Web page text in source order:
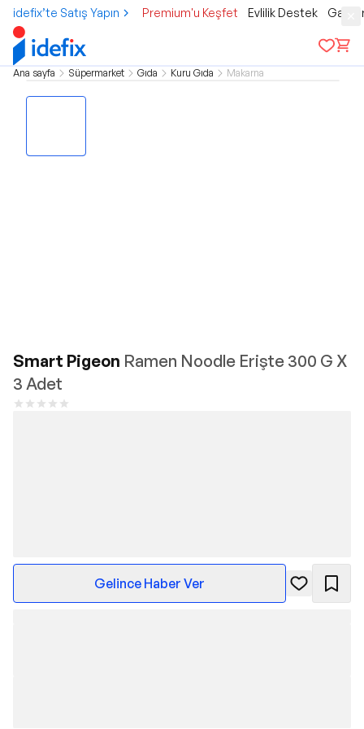
idefix’te Satış Yapın Premium'u Keşfet Evlilik Destek
Ana sayfa Süpermarket Gıda Kuru Gıda Makarna
Smart Pigeon Ramen Noodle Erişte 300 G X
3 Adet
Gelince Haber Ver